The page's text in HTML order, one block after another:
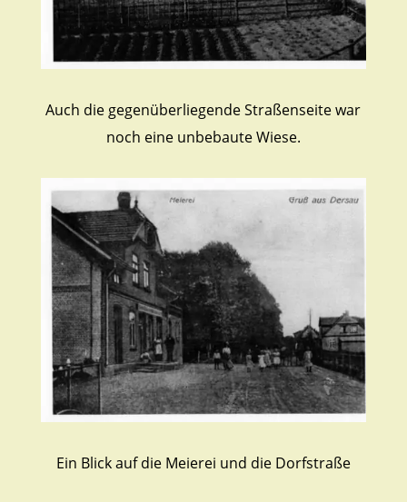
Auch die gegenüberliegende Straßenseite war
noch eine unbebaute Wiese.
Ein Blick auf die Meierei und die Dorfstraße